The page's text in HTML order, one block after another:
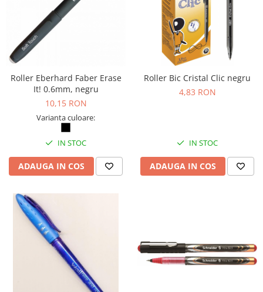
Scaune, birouri si produse
ergonomice
Masini de legat, indosariat si
accesorii
Apa si bauturi racoritoare
Cafea, ceai, zahar, lapte
Casa si bucatarie
Bucatarie si servire
Textile si confort pentru casa
Decor si interior
Seturi si accesorii pentru vin
Rucsacuri si articole de calatorie
Rucsacuri
Trollere, genti si accesorii de voiaj
Genti de umar si borsete
Roller Eberhard Faber Erase
It! 0.6mm, negru
10,15 RON
Varianta culoare:
IN STOC
ADAUGA IN COS
Roller Bic Cristal Clic negru
4,83 RON
IN STOC
ADAUGA IN COS